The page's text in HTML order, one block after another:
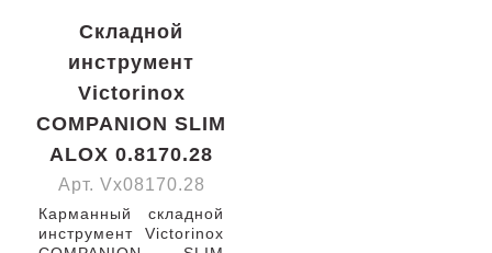
Складной
инструмент
Victorinox
COMPANION SLIM
ALOX 0.8170.28
Арт. Vx08170.28
Карманный складной
инструмент Victorinox